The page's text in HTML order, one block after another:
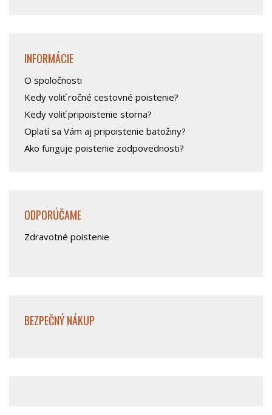
INFORMÁCIE
O spoločnosti
Kedy voliť ročné cestovné poistenie?
Kedy voliť pripoistenie storna?
Oplatí sa Vám aj pripoistenie batožiny?
Ako funguje poistenie zodpovednosti?
ODPORÚČAME
Zdravotné poistenie
BEZPEČNÝ NÁKUP